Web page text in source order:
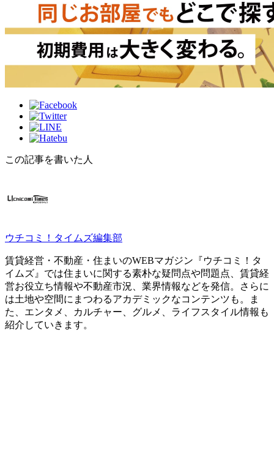
この記事を書いた人
ウチコミ！タイムズ編集部
賃貸経営・不動産・住まいのWEBマガジン『ウチコミ！タ
イムズ』では住まいに関する素朴な疑問点や問題点、賃貸経
営お役立ち情報や不動産市況、業界情報などを発信。さらに
は土地や空間にまつわるアカデミックなコンテンツも。ま
た、エンタメ、カルチャー、グルメ、ライフスタイル情報も
紹介していきます。